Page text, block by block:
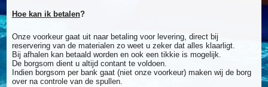
Hoe kan ik betalen?
Onze voorkeur gaat uit naar betaling voor levering, direct bij
reservering van de materialen zo weet u zeker dat alles klaarligt.
Bij afhalen kan betaald worden en ook een tikkie is mogelijk.
De borgsom dient u altijd contant te voldoen.
Indien borgsom per bank gaat (niet onze voorkeur) maken wij de borg
over na controle van de spullen.